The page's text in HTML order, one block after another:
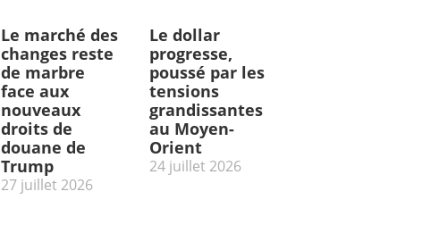
Le marché des
changes reste
de marbre
face aux
nouveaux
droits de
douane de
Trump
27 juillet 2026
Le dollar
progresse,
poussé par les
tensions
grandissantes
au Moyen-
Orient
24 juillet 2026